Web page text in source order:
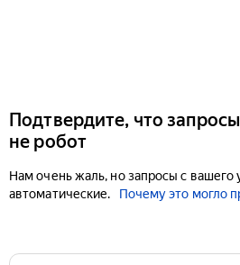
Подтвердите, что
не робот
Нам очень жаль, но запросы с вашего
автоматические.
Почему это могло